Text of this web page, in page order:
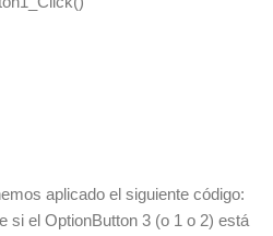
aplicado el siguiente código:
si el OptionButton 3 (o 1 o 2) está